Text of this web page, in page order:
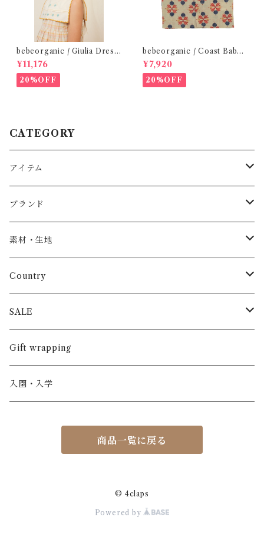
bebeorganic / Giulia Dress
Lagoon Check (2-6y)
¥11,176
20%OFF
bebeorganic / Coast Baby
Shirt Under The Sea ( 24m)
¥7,920
20%OFF
CATEGORY
アイテム
Baby
トップス
長袖
半袖
パンツ
長ズボン
半ズボン
スカート
ワンピース
カーディガン / 羽織もの
ブランド
AS WE GROW
ARCH&LINE
BABE & TESS
BOBOCHOSES
BONHEUR DU JOUR
素材・生地
コットン 100%
リネン( 麻 )
ウール
アルパカ
Country
France / フランス
Italy / イタリア
NY / ニューヨーク
Spain / スペイン
SALE
男の子
女の子
くつ・帽子・Bag
Gift wrapping
入園・入学
商品一覧に戻る
© 4claps
Powered by